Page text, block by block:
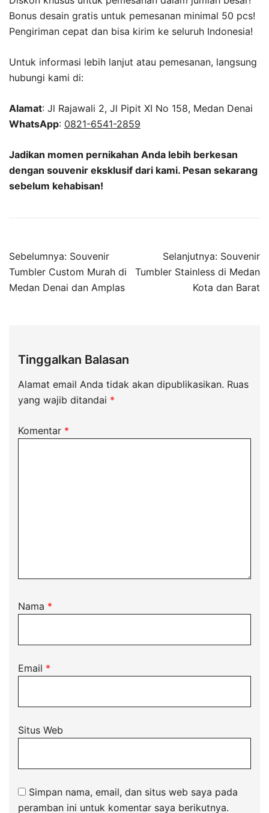
Bonus desain gratis untuk pemesanan minimal 50 pcs!
Pengiriman cepat dan bisa kirim ke seluruh Indonesia!
Untuk informasi lebih lanjut atau pemesanan, langsung
hubungi kami di:
Alamat: Jl Rajawali 2, Jl Pipit XI No 158, Medan Denai
WhatsApp: 0821-6541-2859
Jadikan momen pernikahan Anda lebih berkesan
dengan souvenir eksklusif dari kami. Pesan sekarang
sebelum kehabisan!
Sebelumnya: Souvenir
Tumbler Custom Murah di
Medan Denai dan Amplas
Selanjutnya: Souvenir
Tumbler Stainless di Medan
Kota dan Barat
Tinggalkan Balasan
Alamat email Anda tidak akan dipublikasikan. Ruas
yang wajib ditandai *
Komentar *
Nama *
Email *
Situs Web
Simpan nama, email, dan situs web saya pada
peramban ini untuk komentar saya berikutnya.